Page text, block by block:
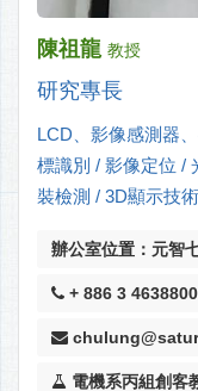
陳祖龍 教授
研究專長
LCD、影像感測器
標識別 / 影像定位 /
裝檢測 / 3D顯示技
辦公室位置：元智
+ 886 3
電機系丙組創客